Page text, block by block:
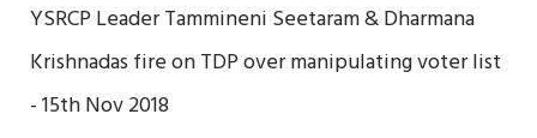
YSRCP Leader Tammineni Seetaram & Dharmana
Krishnadas fire on TDP over manipulating voter list
- 15th Nov 2018